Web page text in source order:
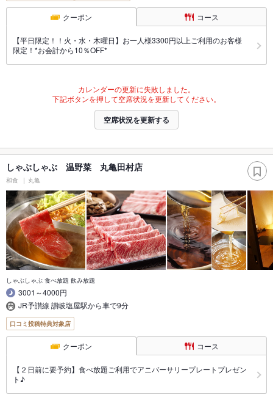
クーポン コース
【平日限定！！火・水・木曜日】お一人様3300円以上ご利用のお客様
限定！*お会計から10％OFF*
カレンダーの更新に失敗しました。
下記ボタンを押して空席状況を更新してください。
空席状況を更新する
しゃぶしゃぶ 温野菜 丸亀田村店
和食 丸亀
しゃぶしゃぶ 食べ放題 飲み放題
3001～4000円
JR予讃線 讃岐塩屋駅から車で9分
口コミ投稿特典対象店
クーポン コース
【２日前に要予約】食べ放題ご利用でアニバーサリープレートプレゼン
ト♪